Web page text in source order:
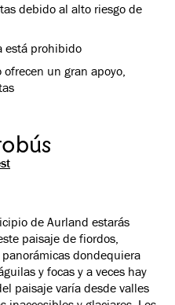
debido al alto riesgo de
está prohibido
un gran apoyo,
de Aurland estarás
paisaje de fiordos,
dondequiera
y focas y a veces hay
paisaje varía desde valles